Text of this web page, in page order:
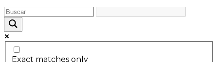
Exact matches only